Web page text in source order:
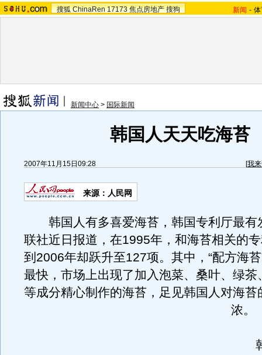
搜狐 ChinaRen 17173 焦点房地产 搜狗 新闻 -
新闻中心 > 国际新闻
韩国人天天吃海苔
2007年11月15日09:28 [我
来源：人民网
韩国人有多喜爱海苔，韩国专利厅最有
联社近日报道，在1995年，和海苔相关的
到2006年却跃升至127项。其中，“配方海
最快，市场上出现了加入泡菜、桑叶、绿茶
等成分精心制作的海苔，足见韩国人对海苔
浓。
韩